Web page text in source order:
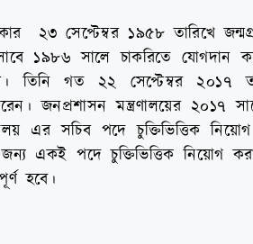
২৩ সেপ্টেম্বর ১৯৫৮ তারিখে
১৯৮৬ সালে চাকরিতে যোগদান
তিনি গত ২২ সেপ্টেম্বর ২০১৭
জনপ্রশাসন মন্ত্রণালয়ের ২০১৭
এর সচিব পদে চুক্তিভিত্তিক
একই পদে চুক্তিভিত্তিক নিয়োগ
হবে।